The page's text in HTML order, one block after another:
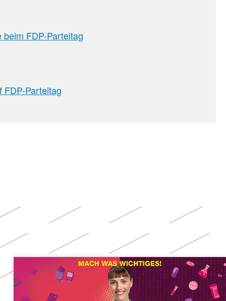
FDP-Parteitag
FDP-Parteitag